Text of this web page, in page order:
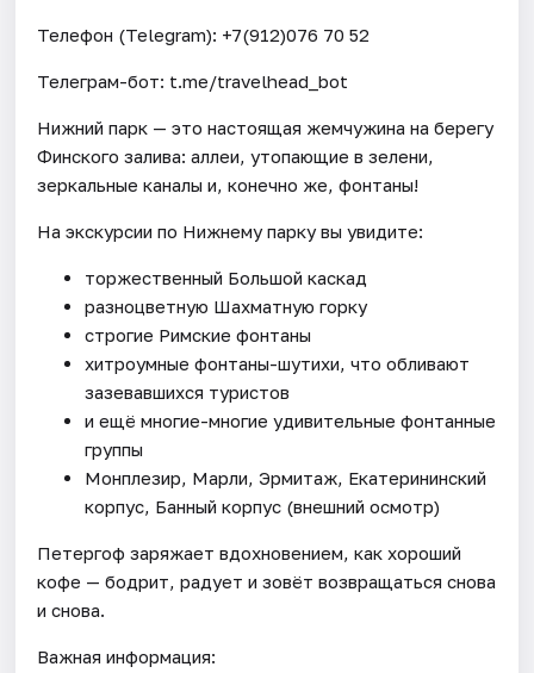
Телефон (Telegram): +7(912)076 70 52
Телеграм-бот: t.me/travelhead_bot
Нижний парк — это настоящая жемчужина на берегу
Финского залива: аллеи, утопающие в зелени,
зеркальные каналы и, конечно же, фонтаны!
На экскурсии по Нижнему парку вы увидите:
торжественный Большой каскад
разноцветную Шахматную горку
строгие Римские фонтаны
хитроумные фонтаны-шутихи, что обливают
зазевавшихся туристов
и ещё многие-многие удивительные фонтанные
группы
Монплезир, Марли, Эрмитаж, Екатерининский
корпус, Банный корпус (внешний осмотр)
Петергоф заряжает вдохновением, как хороший
кофе — бодрит, радует и зовёт возвращаться снова
и снова.
Важная информация: